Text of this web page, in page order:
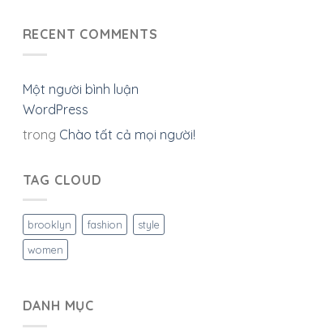
RECENT COMMENTS
Một người bình luận
WordPress
trong Chào tất cả mọi người!
TAG CLOUD
brooklyn fashion
style
women
DANH MỤC